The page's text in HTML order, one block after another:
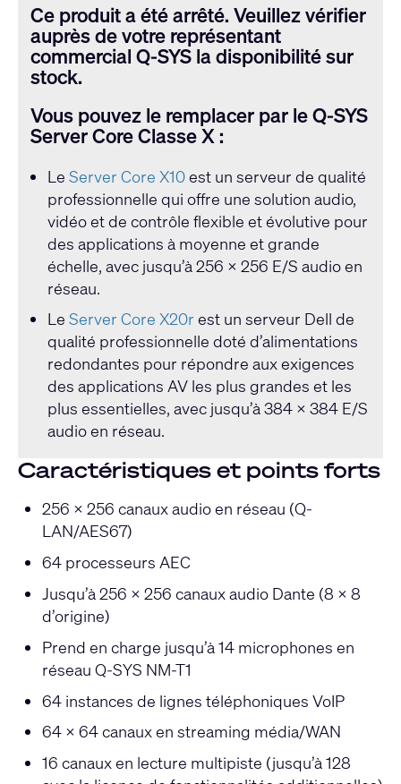
Ce produit a été arrêté. Veuillez vérifier
auprès de votre représentant
commercial Q-SYS la disponibilité sur
stock.
Vous pouvez le remplacer par le Q-SYS
Server Core Classe X :
Le Server Core X10est un serveur de qualité
professionnelle qui offre une solution audio,
vidéo et de contrôle flexible et évolutive pour
des applications à moyenne et grande
échelle, avec jusqu’à 256 x 256 E/S audio en
réseau.
Le Server Core X20r est un serveur Dell de
qualité professionnelle doté d’alimentations
redondantes pour répondre aux exigences
des applications AV les plus grandes et les
plus essentielles, avec jusqu’à 384 x 384 E/S
audio en réseau.
Caractéristiques et points forts
256 x 256 canaux audio en réseau (Q-
LAN/AES67)
64 processeurs AEC
Jusqu’à 256 x 256 canaux audio Dante (8 x 8
d’origine)
Prend en charge jusqu’à 14 microphones en
réseau Q-SYS NM-T1
64 instances de lignes téléphoniques VoIP
64 x 64 canaux en streaming média/WAN
16 canaux en lecture multipiste (jusqu’à 128